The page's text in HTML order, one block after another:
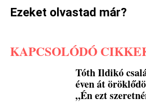
Ezeket olvastad már?
KAPCSOLÓDÓ
Tóth Ildikó
éven át
„Én ezt